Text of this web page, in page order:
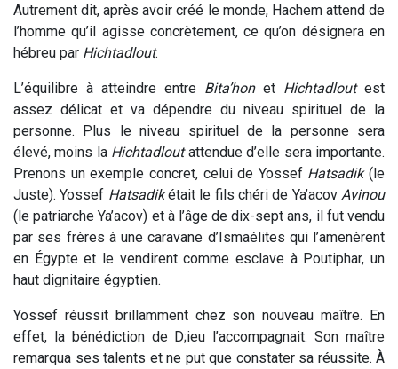
Autrement dit, après avoir créé le monde, Hachem attend de
l’homme qu’il agisse concrètement, ce qu’on désignera en
hébreu par Hichtadlout.
L’équilibre à atteindre entre Bita’honet Hichtadloutest
assez délicat et va dépendre du niveau spirituel de la
personne. Plus le niveau spirituel de la personne sera
élevé, moins la Hichtadloutattendue d’elle sera importante.
Prenons un exemple concret, celui de Yossef Hatsadik(le
Juste). Yossef Hatsadikétait le fils chéri de Ya’acov Avinou
(le patriarche Ya’acov) et à l’âge de dix-sept ans, il fut vendu
par ses frères à une caravane d’Ismaélites qui l’amenèrent
en Égypte et le vendirent comme esclave à Poutiphar, un
haut dignitaire égyptien.
Yossef réussit brillamment chez son nouveau maître. En
effet, la bénédiction de D;ieu l’accompagnait. Son maître
remarqua ses talents et ne put que constater sa réussite. À